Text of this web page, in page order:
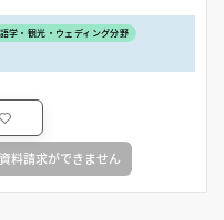
語学・観光・ウェディング分野
料請求ができません